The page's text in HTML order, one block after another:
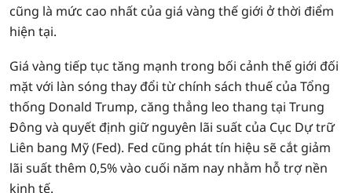
cũng là mức cao nhất của giá vàng thế giới ở thời điểm
hiện tại.
Giá vàng tiếp tục tăng mạnh trong bối cảnh thế giới đối
mặt với làn sóng thay đổi từ chính sách thuế của Tổng
thống Donald Trump, căng thẳng leo thang tại Trung
Đông và quyết định giữ nguyên lãi suất của Cục Dự trữ
Liên bang Mỹ (Fed). Fed cũng phát tín hiệu sẽ cắt giảm
lãi suất thêm 0,5% vào cuối năm nay nhằm hỗ trợ nền
kinh tế.